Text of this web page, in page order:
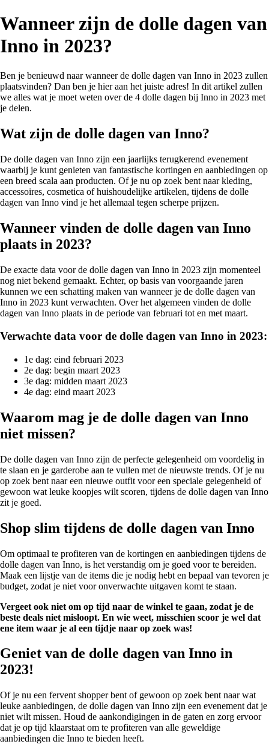
Wanneer zijn de dolle dagen van
Inno in 2023?
Ben je benieuwd naar wanneer de dolle dagen van Inno in 2023 zullen
plaatsvinden? Dan ben je hier aan het juiste adres! In dit artikel zullen
we alles wat je moet weten over de 4 dolle dagen bij Inno in 2023 met
je delen.
Wat zijn de dolle dagen van Inno?
De dolle dagen van Inno zijn een jaarlijks terugkerend evenement
waarbij je kunt genieten van fantastische kortingen en aanbiedingen op
een breed scala aan producten. Of je nu op zoek bent naar kleding,
accessoires, cosmetica of huishoudelijke artikelen, tijdens de dolle
dagen van Inno vind je het allemaal tegen scherpe prijzen.
Wanneer vinden de dolle dagen van Inno
plaats in 2023?
De exacte data voor de dolle dagen van Inno in 2023 zijn momenteel
nog niet bekend gemaakt. Echter, op basis van voorgaande jaren
kunnen we een schatting maken van wanneer je de dolle dagen van
Inno in 2023 kunt verwachten. Over het algemeen vinden de dolle
dagen van Inno plaats in de periode van februari tot en met maart.
Verwachte data voor de dolle dagen van Inno in 2023:
1e dag: eind februari 2023
2e dag: begin maart 2023
3e dag: midden maart 2023
4e dag: eind maart 2023
Waarom mag je de dolle dagen van Inno
niet missen?
De dolle dagen van Inno zijn de perfecte gelegenheid om voordelig in
te slaan en je garderobe aan te vullen met de nieuwste trends. Of je nu
op zoek bent naar een nieuwe outfit voor een speciale gelegenheid of
gewoon wat leuke koopjes wilt scoren, tijdens de dolle dagen van Inno
zit je goed.
Shop slim tijdens de dolle dagen van Inno
Om optimaal te profiteren van de kortingen en aanbiedingen tijdens de
dolle dagen van Inno, is het verstandig om je goed voor te bereiden.
Maak een lijstje van de items die je nodig hebt en bepaal van tevoren je
budget, zodat je niet voor onverwachte uitgaven komt te staan.
Vergeet ook niet om op tijd naar de winkel te gaan, zodat je de
beste deals niet misloopt. En wie weet, misschien scoor je wel dat
ene item waar je al een tijdje naar op zoek was!
Geniet van de dolle dagen van Inno in
2023!
Of je nu een fervent shopper bent of gewoon op zoek bent naar wat
leuke aanbiedingen, de dolle dagen van Inno zijn een evenement dat je
niet wilt missen. Houd de aankondigingen in de gaten en zorg ervoor
dat je op tijd klaarstaat om te profiteren van alle geweldige
aanbiedingen die Inno te bieden heeft.